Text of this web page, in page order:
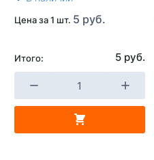
Цена за 1 шт. 5 руб.
Итого: 5 руб.